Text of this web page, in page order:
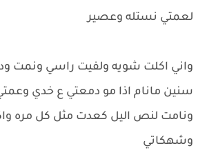
لعمتي نستله وعصير
سنين مانام اذا مو دمعتي ع خدي
ونامت لنص اليل كعدت مثل كل مره
وشهكاتي